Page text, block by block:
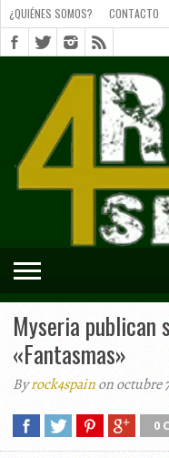
SOMOS?
CONTACTO
SHORTS
¿QUIÉNES SOMOS? CONTACTO
Myseria publican
«Fantasmas»
Byrock4spainon octubre
0